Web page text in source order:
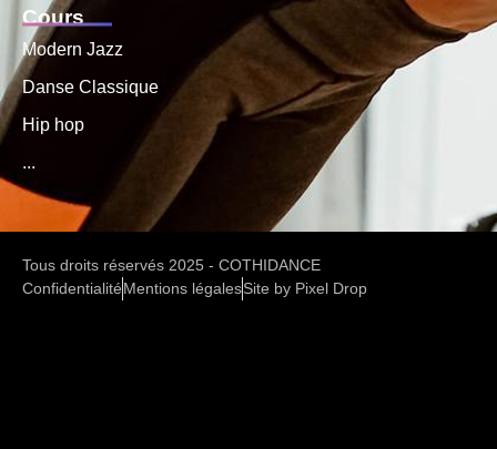
Cours
Modern Jazz
Danse Classique
Hip hop
...
Tous droits réservés 2025 - COTHIDANCE
ConfidentialitéMentions légalesSite by Pixel Drop